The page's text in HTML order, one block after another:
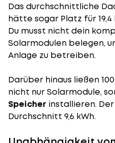
Das durchschnittliche
hätte sogar Platz für
Du musst nicht dein
Solarmodulen belegen,
Anlage zu betreiben.
Darüber hinaus ließen
nicht nur Solarmodule,
Speicher installieren.
Durchschnitt 9,6 kWh.